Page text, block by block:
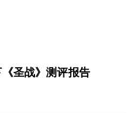
圣战》测评报告